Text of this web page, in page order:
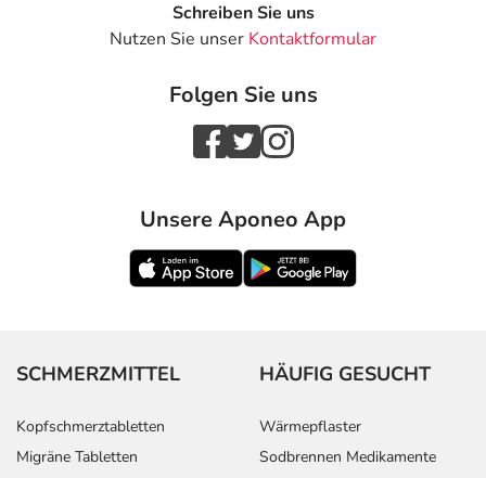
Schreiben Sie uns
Nutzen Sie unser Kontaktformular
Folgen Sie uns
Unsere Aponeo App
SCHMERZMITTEL
Kopfschmerztabletten
Migräne Tabletten
HÄUFIG GESUCHT
Wärmepflaster
Sodbrennen Medikamente